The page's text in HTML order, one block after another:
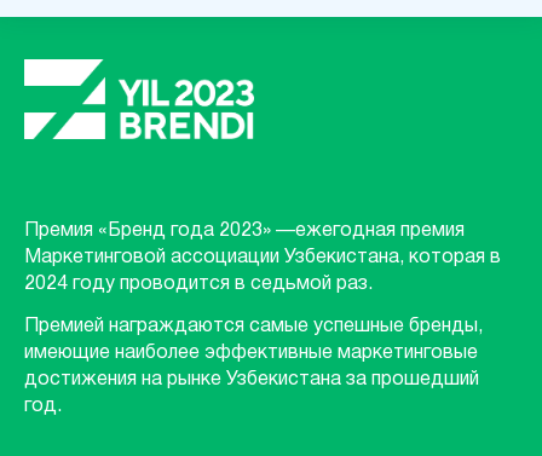
Премия «Бренд года 2023» —ежегодная премия
Маркетинговой ассоциации Узбекистана, которая в
2024 году проводится в седьмой раз.
Премией награждаются самые успешные бренды,
имеющие наиболее эффективные маркетинговые
достижения на рынке Узбекистана за прошедший
год.